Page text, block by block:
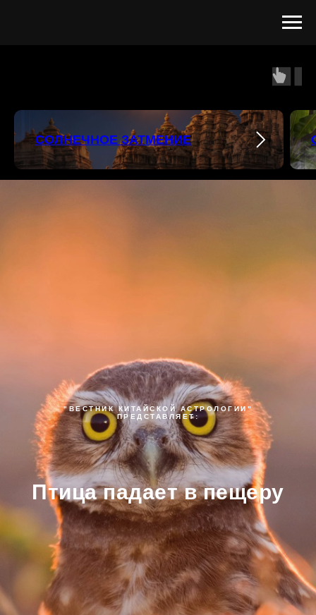
СОЛНЕЧНОЕ ЗАТМЕНИЕ
"ВЕСТНИК КИТАЙСКОЙ АСТРОЛОГИИ"
ПРЕДСТАВЛЯЕТ:
Птица падает в пещеру